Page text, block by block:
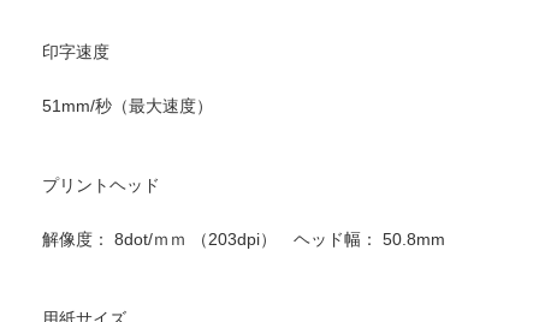
印字速度
51mm/秒（最大速度）
プリントヘッド
解像度： 8dot/ｍｍ （203dpi） ヘッド幅： 50.8mm